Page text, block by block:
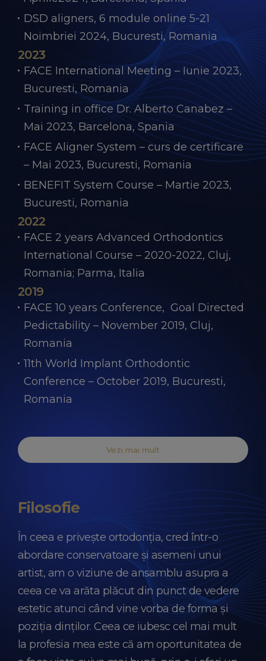
DSD aligners, 6 module online 5-21
Noimbriei 2024, Bucuresti, Romania
2023
FACE International Meeting – Iunie 2023,
Bucuresti, Romania
Training in office Dr. Alberto Canabez –
Mai 2023, Barcelona, Spania
FACE Aligner System – curs de certificare
– Mai 2023, Bucuresti, Romania
BENEFIT System Course – Martie 2023,
Bucuresti, Romania
2022
FACE 2 years Advanced Orthodontics
International Course – 2020-2022, Cluj,
Romania; Parma, Italia
2019
FACE 10 years Conference, Goal Directed
Pedictability – November 2019, Cluj,
Romania
11th World Implant Orthodontic
Conference – October 2019, Bucuresti,
Romania
Dental Focus Conference: Modern
Orthodontic Concepts: Non-surgical and
2017
Program -2017-2018 (5 module), București
& Vilnius, Romania & Lituania
Training” Ortho Analyzer 3Shape Level 2”,
Noiembrie 2017, Copenhaga, Danemarca
Principiile tehnicii Tweed, curs pre-
Tucson – Iunie 2017, Bucuresti, Romania
2015
Vezi mai mult
Filosofie
În ceea e privește ortodonția, cred într-o
abordare conservatoare și asemeni unui
artist, am o viziune de ansamblu asupra a
ceea ce va arăta plăcut din punct de vedere
estetic atunci când vine vorba de forma și
poziția dinților. Ceea ce iubesc cel mai mult
la profesia mea este că am oportunitatea de